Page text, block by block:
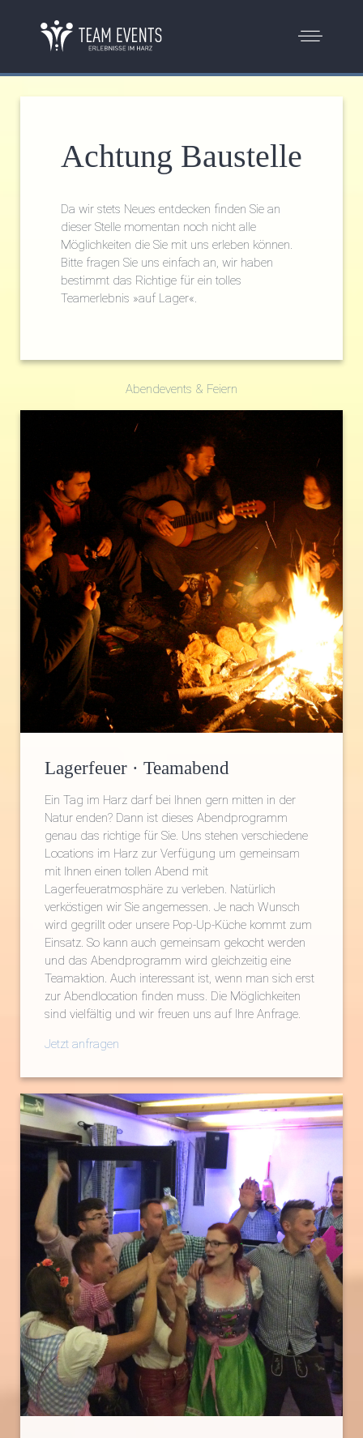
Achtung Baustelle
Da wir stets Neues entdecken finden Sie an
dieser Stelle momentan noch nicht alle
Möglichkeiten die Sie mit uns erleben können.
Bitte fragen Sie uns einfach an, wir haben
bestimmt das Richtige für ein tolles
Teamerlebnis »auf Lager«.
Abendevents & Feiern
Lagerfeuer · Teamabend
Ein Tag im Harz darf bei Ihnen gern mitten in der
Natur enden? Dann ist dieses Abendprogramm
genau das richtige für Sie. Uns stehen verschiedene
Locations im Harz zur Verfügung um gemeinsam
mit Ihnen einen tollen Abend mit
Lagerfeueratmosphäre zu verleben. Natürlich
verköstigen wir Sie angemessen. Je nach Wunsch
wird gegrillt oder unsere Pop-Up-Küche kommt zum
Einsatz. So kann auch gemeinsam gekocht werden
und das Abendprogramm wird gleichzeitig eine
Teamaktion. Auch interessant ist, wenn man sich erst
zur Abendlocation finden muss. Die Möglichkeiten
sind vielfältig und wir freuen uns auf Ihre Anfrage.
Jetzt anfragen